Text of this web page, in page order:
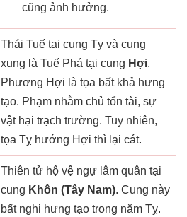
cũng ảnh hưởng.
Thái Tuế tại cung Tỵ và cung
xung là Tuế Phá tại cung Hợi.
Phương Hợi là tọa bất khả hưng
tạo. Phạm nhằm chủ tổn tài, sự
vật hại trạch trường. Tuy nhiên,
tọa Tỵ hướng Hợi thì lại cát.
Thiên tử hộ vệ ngự lâm quân tại
cung Khôn (Tây Nam). Cung này
bất nghi hưng tạo trong năm Tỵ.